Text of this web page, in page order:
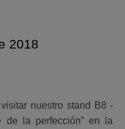
2018
nuestro stand B8 -
de la perfección” en la